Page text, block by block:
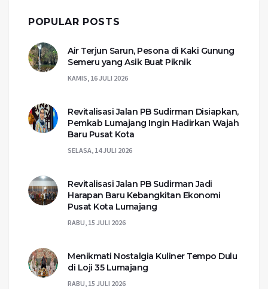
POPULAR POSTS
Air Terjun Sarun, Pesona di Kaki Gunung
Semeru yang Asik Buat Piknik
KAMIS, 16 JULI 2026
Revitalisasi Jalan PB Sudirman Disiapkan,
Pemkab Lumajang Ingin Hadirkan Wajah
Baru Pusat Kota
SELASA, 14 JULI 2026
Revitalisasi Jalan PB Sudirman Jadi
Harapan Baru Kebangkitan Ekonomi
Pusat Kota Lumajang
RABU, 15 JULI 2026
Menikmati Nostalgia Kuliner Tempo Dulu
di Loji 35 Lumajang
RABU, 15 JULI 2026